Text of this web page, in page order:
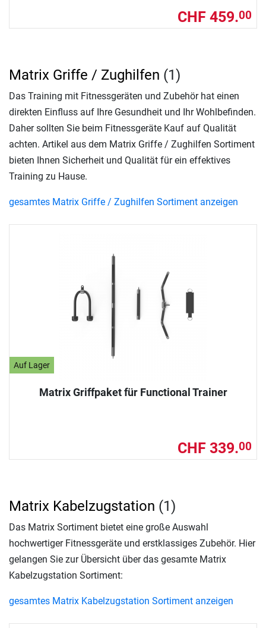
CHF 459.00
Auf Lager
Matrix Griffpaket für Functional Trainer
CHF 339.00
Matrix Griffe / Zughilfen (1)
Das Training mit Fitnessgeräten und Zubehör hat einen
direkten Einfluss auf Ihre Gesundheit und Ihr Wohlbefinden.
Daher sollten Sie beim Fitnessgeräte Kauf auf Qualität
achten. Artikel aus dem Matrix Griffe / Zughilfen Sortiment
bieten Ihnen Sicherheit und Qualität für ein effektives
Training zu Hause.
gesamtes Matrix Griffe / Zughilfen Sortiment anzeigen
Matrix Kabelzugstation (1)
Das Matrix Sortiment bietet eine große Auswahl
hochwertiger Fitnessgeräte und erstklassiges Zubehör. Hier
gelangen Sie zur Übersicht über das gesamte Matrix
Kabelzugstation Sortiment:
gesamtes Matrix Kabelzugstation Sortiment anzeigen